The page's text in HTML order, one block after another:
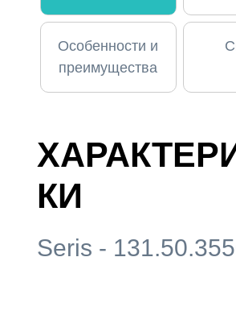
Особенности и
преимущества
КИ
Seris -